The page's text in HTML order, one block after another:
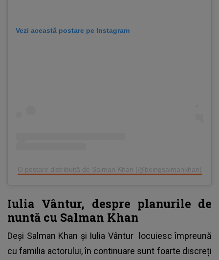
Vezi această postare pe Instagram
O postare distribuită de Salman Khan (@beingsalmankhan)
Iulia Vântur, despre planurile de
nuntă cu Salman Khan
Deși Salman Khan și Iulia Vântur locuiesc împreună
cu familia actorului, în continuare sunt foarte discreți